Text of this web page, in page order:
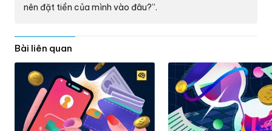
nên đặt tiền của mình vào đâu?”.
Bài liên quan